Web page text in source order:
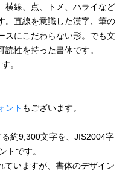
表示
横線、点、トメ、ハライなど
。直線を意識した漢字、筆の
スにこだわらない形。でも文
性を持った書体です。
。
ント もございます。
約9,300文字を、JIS2004字
トです。
ていますが、書体のデザイン